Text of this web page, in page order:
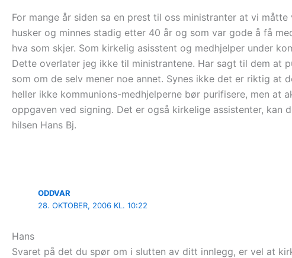
For mange år siden sa en prest til oss ministranter at vi
husker og minnes stadig etter 40 år og som var gode å få
hva som skjer. Som kirkelig asisstent og medhjelper under
Dette overlater jeg ikke til ministrantene. Har sagt til dem at
som om de selv mener noe annet. Synes ikke det er riktig
heller ikke kommunions-medhjelperne bør purifisere, men
oppgaven ved signing. Det er også kirkelige assistenter, kan
hilsen Hans Bj.
ODDVAR
28. OKTOBER, 2006 KL. 10:22
Hans
Svaret på det du spør om i slutten av ditt innlegg, er vel at